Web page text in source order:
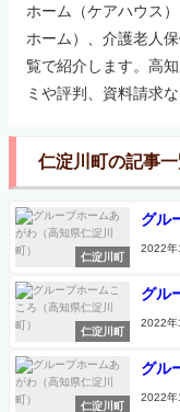
ホーム（ケアハウス
ホーム）、介護老人
覧で紹介します。高
ミや評判、資料請求
仁淀川町の記事
仁淀川町
グル
2022年
仁淀川町
グル
2022年
仁淀川町
グル
2022年